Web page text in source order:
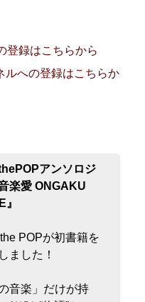
登録はこちらから
ルへの登録はこちらか
アンソロジ
楽愛 ONGAKU
』
POPが初書籍を
ました！
の音楽」だけが持